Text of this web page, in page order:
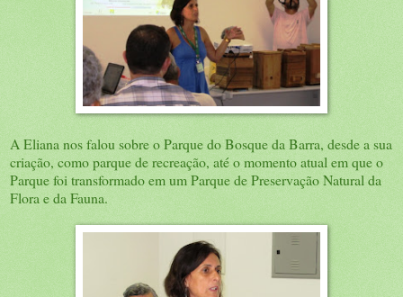
A Eliana nos falou sobre o Parque do Bosque da Barra, desde a sua
criação, como parque de recreação, até o momento atual em que o
Parque foi transformado em um Parque de Preservação Natural da
Flora e da Fauna.